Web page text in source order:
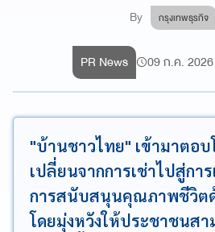
By กรุงเทพธุรกิจ
PR News 09 ก.ค.
"บ้านชาวไทย" เข้ามาตอ
เปลี่ยนจากการเช่าไปสู่กา
การสนับสนุนคุณภาพชีวิต
โดยมุ่งหวังให้ประชาชนสา